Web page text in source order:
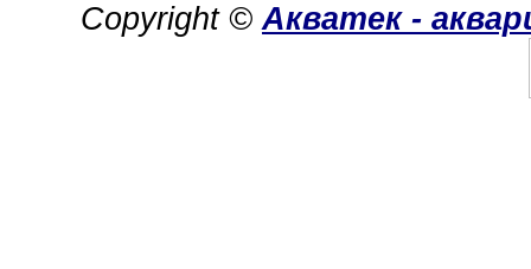
Copyright ©Акватек -